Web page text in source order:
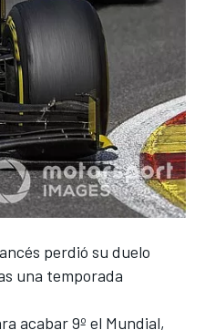
perdió su duelo
una temporada
acabar 9º el Mundial,